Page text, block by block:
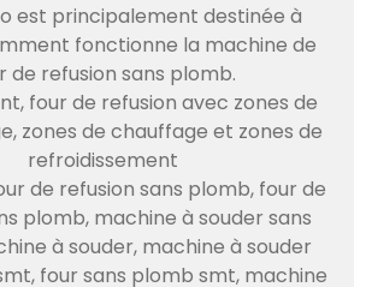
est principalement destinée à
fonctionne la machine de
de refusion sans plomb.
four de refusion avec zones de
zones de chauffage et zones de
refroidissement
de refusion sans plomb, four de
plomb, machine à souder sans
à souder, machine à souder
four sans plomb smt, machine